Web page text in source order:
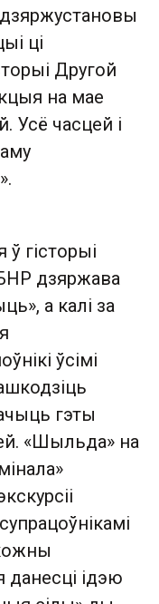
ці
Другой
на мае
Усё часцей і
гісторыі
дзяржава
а калі за
ўсімі
гэты
«Шыльда» на
данесці ідэю